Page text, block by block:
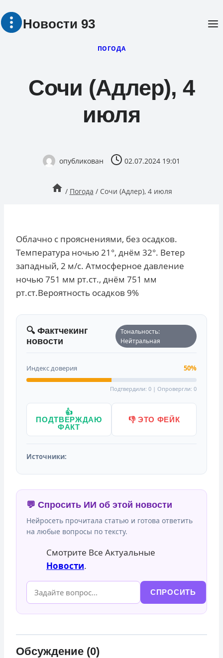
Перейти
Новости 93
ПОГОДА
Сочи (Адлер), 4
июля
опубликован 02.07.2024 19:01
/ Погода / Сочи (Адлер), 4 июля
Облачно с прояснениями, без осадков.
Температура ночью 21°, днём 32°. Ветер
западный, 2 м/с. Атмосферное давление
ночью 751 мм рт.ст., днём 751 мм
рт.ст.Вероятность осадков 9%
🔍 Фактчекинг
новости
Тональность:
Нейтральная
Индекс доверия 50%
Подтвердили: 0 | Опровергли: 0
👍
ПОДТВЕРЖДАЮ
ФАКТ
👎 ЭТО ФЕЙК
Источники:
💬 Спросить ИИ об этой новости
Нейросеть прочитала статью и готова ответить
на любые вопросы по тексту.
Смотрите Все Актуальные
Новости.
СПРОСИТЬ
Обсуждение (0)